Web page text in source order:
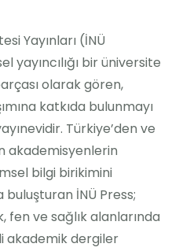
Yayınları (İNÜ
yayıncılığı bir üniversite
olarak gören,
katkıda bulunmayı
Türkiye’den ve
akademisyenlerin
bilgi birikimini
İNÜ Press;
fen ve sağlık alanlarında
akademik dergiler